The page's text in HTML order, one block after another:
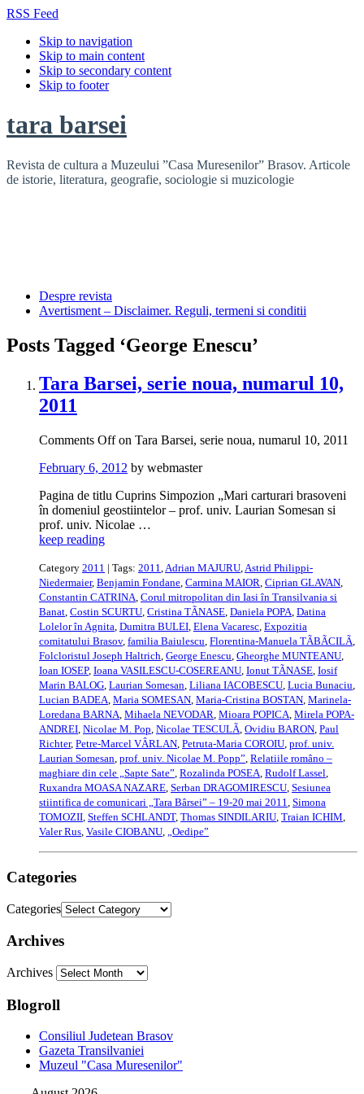
RSS Feed
Skip to navigation
Skip to main content
Skip to secondary content
Skip to footer
tara barsei
Revista de cultura a Muzeului ”Casa Muresenilor” Brasov. Articole
de istorie, literatura, geografie, sociologie si muzicologie
Despre revista
Avertisment – Disclaimer. Reguli, termeni si conditii
Posts Tagged ‘George Enescu’
Tara Barsei, serie noua, numarul 10,
2011
Comments Offon Tara Barsei, serie noua, numarul 10, 2011
February 6, 2012 by webmaster
Pagina de titlu Cuprins Simpozion „Mari carturari brasoveni
în domeniul geostiintelor – prof. univ. Laurian Somesan si
prof. univ. Nicolae …
keep reading
Category 2011 | Tags: 2011,Adrian MAJURU,Astrid Philippi-
Niedermaier, Benjamin Fondane, Carmina MAIOR, Ciprian GLAVAN,
Constantin CATRINA, Corul mitropolitan din Iasi în Transilvania si
Banat, Costin SCURTU, Cristina TÃNASE, Daniela POPA, Datina
Lolelor în Agnita, Dumitra BULEI, Elena Vacaresc, Expozitia
comitatului Brasov, familia Baiulescu, Florentina-Manuela TÃBÃCILÃ,
Folcloristul Joseph Haltrich, George Enescu, Gheorghe MUNTEANU,
Ioan IOSEP, Ioana VASILESCU-COSEREANU, Ionut TÃNASE, Iosif
Marin BALOG, Laurian Somesan, Liliana IACOBESCU, Lucia Bunaciu,
Lucian BADEA, Maria SOMESAN, Maria-Cristina BOSTAN, Marinela-
Loredana BARNA, Mihaela NEVODAR, Mioara POPICA, Mirela POPA-
ANDREI, Nicolae M. Pop, Nicolae TESCULÃ, Ovidiu BARON, Paul
Richter, Petre-Marcel VÂRLAN, Petruta-Maria COROIU, prof. univ.
Laurian Somesan, prof. univ. Nicolae M. Popp”, Relatiile româno –
maghiare din cele „Sapte Sate”, Rozalinda POSEA, Rudolf Lassel,
Ruxandra MOASA NAZARE, Serban DRAGOMIRESCU, Sesiunea
stiintifica de comunicari „Tara Bârsei” – 19-20 mai 2011, Simona
TOMOZII, Steffen SCHLANDT, Thomas SINDILARIU, Traian ICHIM,
Valer Rus, Vasile CIOBANU, „Oedipe”
Categories
Categories
Archives
Archives
Blogroll
Consiliul Judetean Brasov
Gazeta Transilvaniei
Muzeul "Casa Muresenilor"